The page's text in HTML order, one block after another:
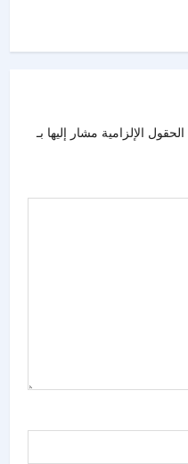
الحقول الإلزامية مشار إليها بـ